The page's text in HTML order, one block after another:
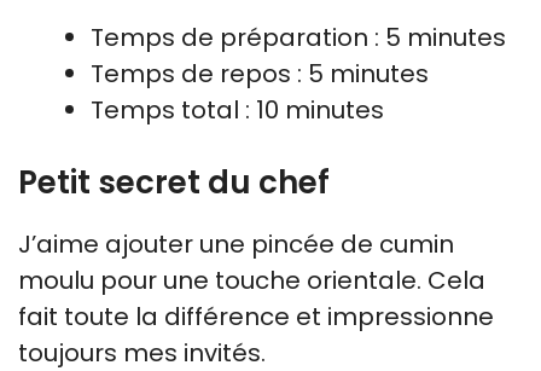
Temps de préparation : 5 minutes
Temps de repos : 5 minutes
Temps total : 10 minutes
Petit secret du chef
J’aime ajouter une pincée de cumin
moulu pour une touche orientale. Cela
fait toute la différence et impressionne
toujours mes invités.